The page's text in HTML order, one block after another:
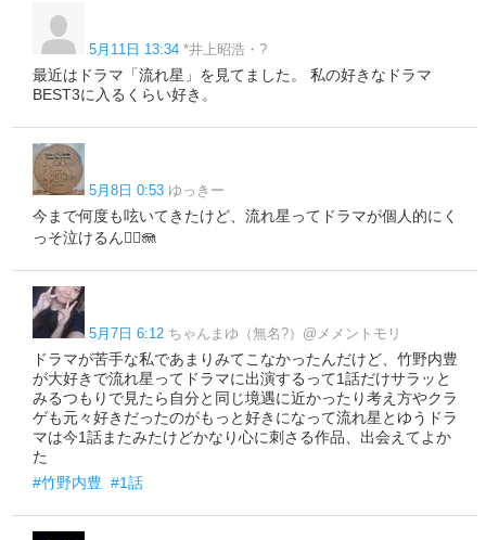
5月11日 13:34 *井上昭浩・?
最近はドラマ「流れ星」を見てました。 私の好きなドラマ
BEST3に入るくらい好き。
5月8日 0:53 ゆっきー
今まで何度も呟いてきたけど、流れ星ってドラマが個人的にく
っそ泣けるん🤦‍♂️🪼
5月7日 6:12 ちゃんまゆ︎（無名?）@メメントモリ
ドラマが苦手な私であまりみてこなかったんだけど、竹野内豊
が大好きで流れ星ってドラマに出演するって1話だけサラッと
みるつもりで見たら自分と同じ境遇に近かったり考え方やクラ
ゲも元々好きだったのがもっと好きになって流れ星とゆうドラ
マは今1話またみたけどかなり心に刺さる作品、出会えてよか
た
#竹野内豊 #1話